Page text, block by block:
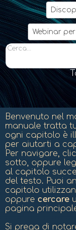
Webinar
Cerca...
Benvenuto nel
manuale tratta
ogni capitolo è
per aiutarti a
Per navigare,
sotto, oppure
al capitolo
del testo. Puoi
capitolo
oppure cercare
pagina
Si prega di